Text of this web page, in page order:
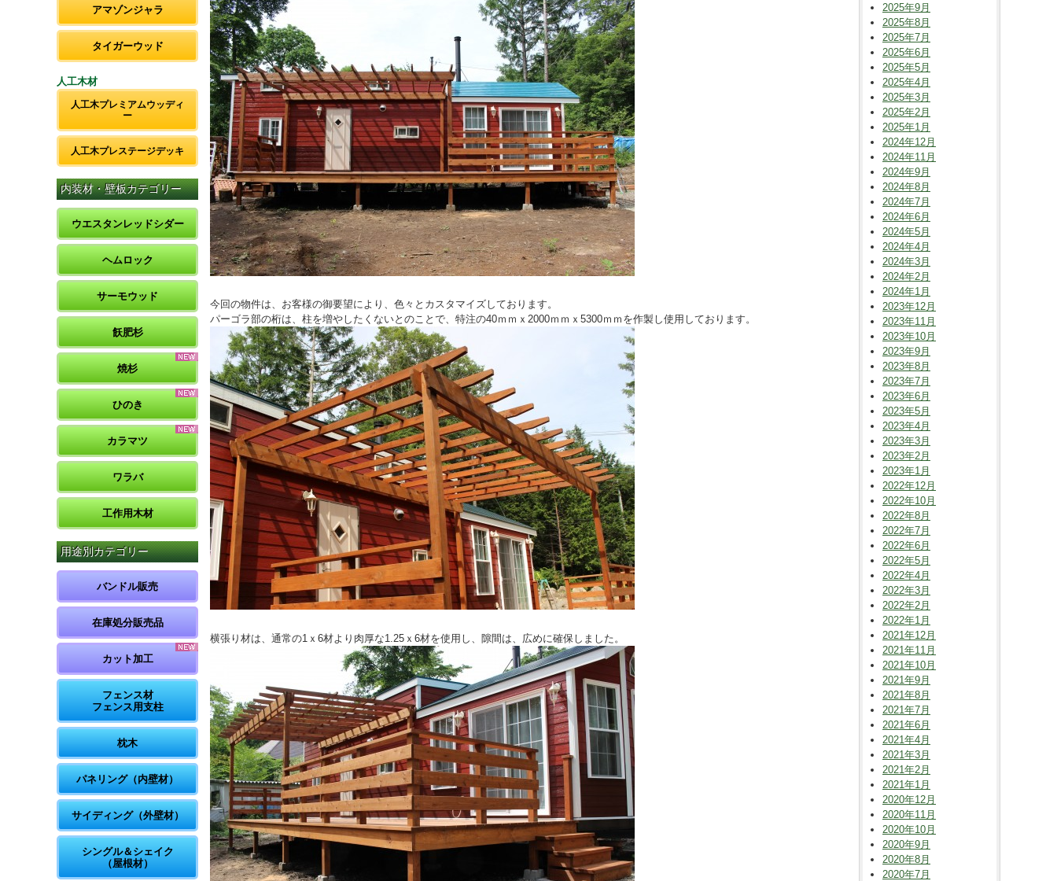
アマゾンジャラ
タイガーウッド
人工木材
人工木プレミアムウッディ
ー
人工木プレステージデッキ
内装材・壁板カテゴリー
ウエスタンレッドシダー
ヘムロック
サーモウッド
飫肥杉
焼杉
ひのき
カラマツ
ワラバ
工作用木材
用途別カテゴリー
バンドル販売
在庫処分販売品
カット加工
フェンス材
フェンス用支柱
枕木
パネリング（内壁材）
サイディング（外壁材）
シングル＆シェイク
（屋根材）
今回の物件は、お客様の御要望により、色々とカスタマイズしております。
パーゴラ部の桁は、柱を増やしたくないとのことで、特注の40ｍｍｘ2000ｍｍｘ5300ｍｍを作製し使用しております。
横張り材は、通常の1ｘ6材より肉厚な1.25ｘ6材を使用し、隙間は、広めに確保しました。
2025年9月
2025年8月
2025年7月
2025年6月
2025年5月
2025年4月
2025年3月
2025年2月
2025年1月
2024年12月
2024年11月
2024年9月
2024年8月
2024年7月
2024年6月
2024年5月
2024年4月
2024年3月
2024年2月
2024年1月
2023年12月
2023年11月
2023年10月
2023年9月
2023年8月
2023年7月
2023年6月
2023年5月
2023年4月
2023年3月
2023年2月
2023年1月
2022年12月
2022年10月
2022年8月
2022年7月
2022年6月
2022年5月
2022年4月
2022年3月
2022年2月
2022年1月
2021年12月
2021年11月
2021年10月
2021年9月
2021年8月
2021年7月
2021年6月
2021年4月
2021年3月
2021年2月
2021年1月
2020年12月
2020年11月
2020年10月
2020年9月
2020年8月
2020年7月